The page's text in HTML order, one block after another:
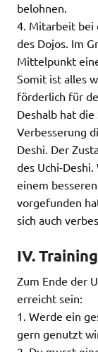
belohnen.
4. Mitarbeit bei
des Dojos. Im
Mittelpunkt
Somit ist alles
förderlich für
Deshalb hat
Verbesserung
Deshi. Der
des Uchi-
einem
vorgefunden
sich auch
IV.
Zum Ende der
erreicht sein:
1. Werde ein
gern genutzt